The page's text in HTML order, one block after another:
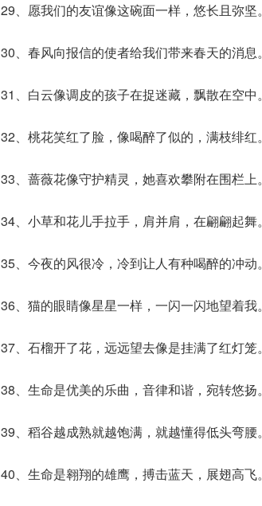
29、愿我们的友谊像这碗面一样，悠长且弥坚。
30、春风向报信的使者给我们带来春天的消息。
31、白云像调皮的孩子在捉迷藏，飘散在空中。
32、桃花笑红了脸，像喝醉了似的，满枝绯红。
33、蔷薇花像守护精灵，她喜欢攀附在围栏上。
34、小草和花儿手拉手，肩并肩，在翩翩起舞。
35、今夜的风很冷，冷到让人有种喝醉的冲动。
36、猫的眼睛像星星一样，一闪一闪地望着我。
37、石榴开了花，远远望去像是挂满了红灯笼。
38、生命是优美的乐曲，音律和谐，宛转悠扬。
39、稻谷越成熟就越饱满，就越懂得低头弯腰。
40、生命是翱翔的雄鹰，搏击蓝天，展翅高飞。